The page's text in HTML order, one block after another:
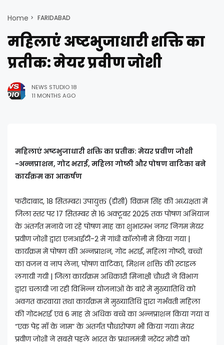
Home FARIDABAD
महिलाएं अष्टभुजाधारी शक्ति का
प्रतीक: मेयर प्रवीण जोशी
NEWS STUDIO 18
11 MONTHS AGO
महिलाएं अष्टभुजाधारी शक्ति का प्रतीक: मेयर प्रवीण जोशी
-अन्नप्राशन, गोद भराई, महिला गोष्ठी और पोषण वाटिका बने
कार्यक्रम का आकर्षण
फरीदाबाद, 18 सितम्बर। उपायुक्त (डीसी) विक्रम सिंह की अध्यक्षता में
जिला स्तर पर 17 सितम्बर से 16 अक्टूबर 2025 तक पोषण अभियान
के अंतर्गत मनाये जा रहे पोषण माह का शुभारम्भ नगर निगम मेयर
प्रवीण जोशी द्वारा एनआईटी-2 में गांधी कॉलोनी में किया गया |
कार्यक्रम में पोषण की अन्नप्राशन, गोद भराई, महिला गोष्ठी, बच्चों
का वजन व नाप लेना, पोषण वाटिका, मिशन शक्ति की स्टाइल
लगायी गयी | जिला कार्यक्रम अधिकारी मिनाक्षी चौधरी ने विभाग
द्वारा चलायी जा रही विभिन्न योजनाओं के बारे में मुख्यातिथि को
अवगत करवाया तथा कार्यक्रम में मुख्यातिथि द्वारा गर्भवती महिला
की गोदभराई एवं 6 माह से अधिक बच्चे का अन्नप्राशन किया गया व
“एक पेड़ माँ के नाम” के अंतर्गत पौधारोपण भी किया गया। मेयर
प्रवीण जोशी ने सबसे पहले भारत के प्रधानमंत्री नरेंदर मोदी को